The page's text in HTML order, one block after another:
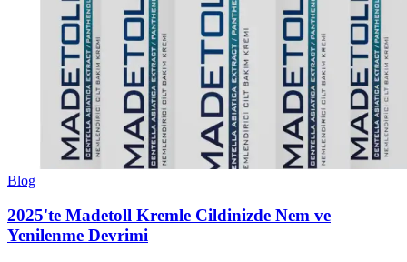
Blog
2025'te Madetoll Kremle Cildinizde Nem ve
Yenilenme Devrimi